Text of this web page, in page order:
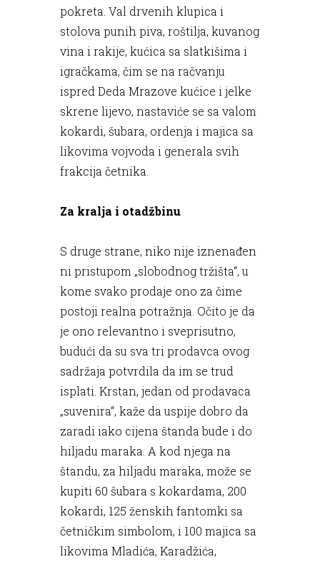
pokreta. Val drvenih klupica i
stolova punih piva, roštilja, kuvanog
vina i rakije, kućica sa slatkišima i
igračkama, čim se na račvanju
ispred Deda Mrazove kućice i jelke
skrene lijevo, nastaviće se sa valom
kokardi, šubara, ordenja i majica sa
likovima vojvoda i generala svih
frakcija četnika.
Za kralja i otadžbinu
S druge strane, niko nije iznenađen
ni pristupom „slobodnog tržišta“, u
kome svako prodaje ono za čime
postoji realna potražnja. Očito je da
je ono relevantno i sveprisutno,
budući da su sva tri prodavca ovog
sadržaja potvrdila da im se trud
isplati. Krstan, jedan od prodavaca
„suvenira“, kaže da uspije dobro da
zaradi iako cijena štanda bude i do
hiljadu maraka. A kod njega na
štandu, za hiljadu maraka, može se
kupiti 60 šubara s kokardama, 200
kokardi, 125 ženskih fantomki sa
četničkim simbolom, i 100 majica sa
likovima Mladića, Karadžića,